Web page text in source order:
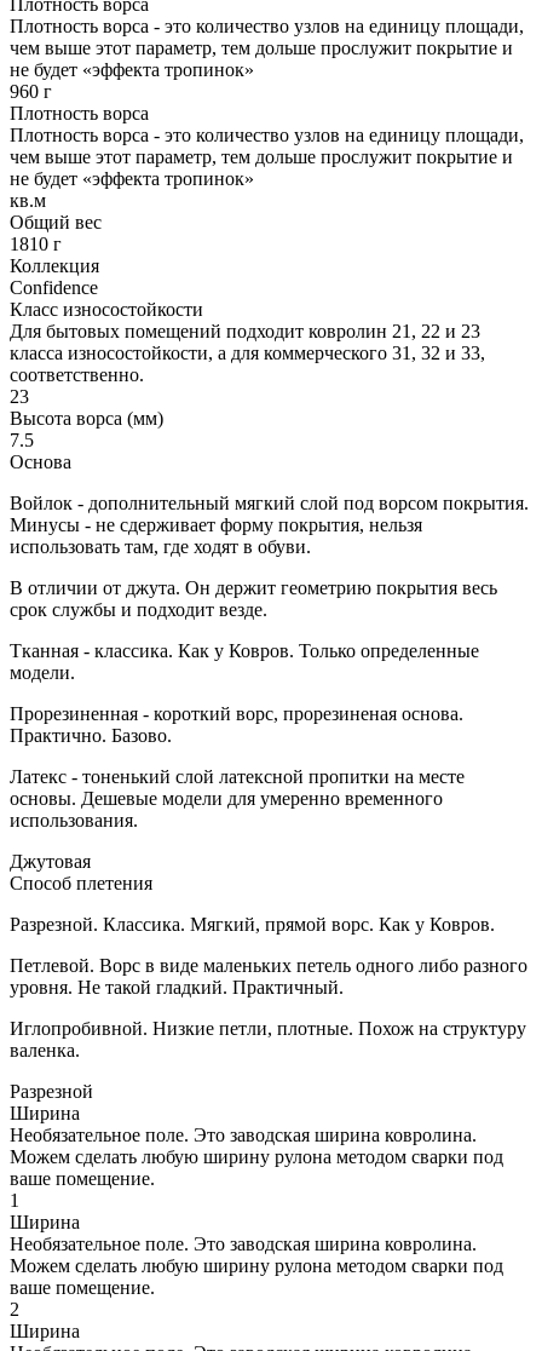
Плотность ворса
Плотность ворса - это количество узлов на единицу площади,
чем выше этот параметр, тем дольше прослужит покрытие и
не будет «эффекта тропинок»
960 г
Плотность ворса
Плотность ворса - это количество узлов на единицу площади,
чем выше этот параметр, тем дольше прослужит покрытие и
не будет «эффекта тропинок»
кв.м
Общий вес
1810 г
Коллекция
Confidence
Класс износостойкости
Для бытовых помещений подходит ковролин 21, 22 и 23
класса износостойкости, а для коммерческого 31, 32 и 33,
соответственно.
23
Высота ворса (мм)
7.5
Основа
Войлок - дополнительный мягкий слой под ворсом покрытия.
Минусы - не сдерживает форму покрытия, нельзя
использовать там, где ходят в обуви.
В отличии от джута. Он держит геометрию покрытия весь
срок службы и подходит везде.
Тканная - классика. Как у Ковров. Только определенные
модели.
Прорезиненная - короткий ворс, прорезиненая основа.
Практично. Базово.
Латекс - тоненький слой латексной пропитки на месте
основы. Дешевые модели для умеренно временного
использования.
Джутовая
Способ плетения
Разрезной. Классика. Мягкий, прямой ворс. Как у Ковров.
Петлевой. Ворс в виде маленьких петель одного либо разного
уровня. Не такой гладкий. Практичный.
Иглопробивной. Низкие петли, плотные. Похож на структуру
валенка.
Разрезной
Ширина
Необязательное поле. Это заводская ширина ковролина.
Можем сделать любую ширину рулона методом сварки под
ваше помещение.
1
Ширина
Необязательное поле. Это заводская ширина ковролина.
Можем сделать любую ширину рулона методом сварки под
ваше помещение.
2
Ширина